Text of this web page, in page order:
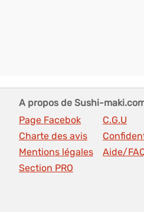
A propos de Sushi-
Page Facebok
C.G.U
Charte des avis
Mentions légales
Aide/
Section PRO